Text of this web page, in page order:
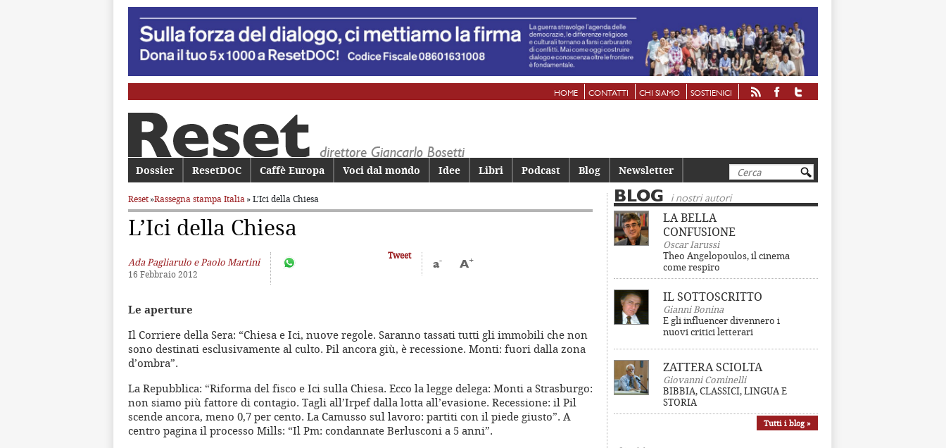
HOME CONTATTI CHI SIAMO SOSTIENICI
Cerca
Menu principale
Vai al contenuto principale
Vai al contenuto secondario
Dossier ResetDOC Caffè Europa Voci dal mondo Idee Libri Podcast Blog Newsletter
Reset»Rassegna stampa Italia» L’Ici della Chiesa
L’Ici della Chiesa
Ada Pagliarulo e Paolo Martini
16 Febbraio 2012
Tweet
a- A+
Le aperture
Il Corriere della Sera: “Chiesa e Ici, nuove regole. Saranno tassati tutti gli immobili che non
sono destinati esclusivamente al culto. Pil ancora giù, è recessione. Monti: fuori dalla zona
d’ombra”.
La Repubblica: “Riforma del fisco e Ici sulla Chiesa. Ecco la legge delega: Monti a Strasburgo:
non siamo più fattore di contagio. Tagli all’Irpef dalla lotta all’evasione. Recessione: il Pil
scende ancora, meno 0,7 per cento. La Camusso sul lavoro: partiti con il piede giusto”. A
centro pagina il processo Mills: “Il Pm: condannate Berlusconi a 5 anni”.
BLOG i nostri autori
LA BELLA
CONFUSIONE
Oscar Iarussi
Theo Angelopoulos, il cinema
come respiro
IL SOTTOSCRITTO
Gianni Bonina
E gli influencer divennero i
nuovi critici letterari
ZATTERA SCIOLTA
Giovanni Cominelli
BIBBIA, CLASSICI, LINGUA E
STORIA
Tutti i blog »